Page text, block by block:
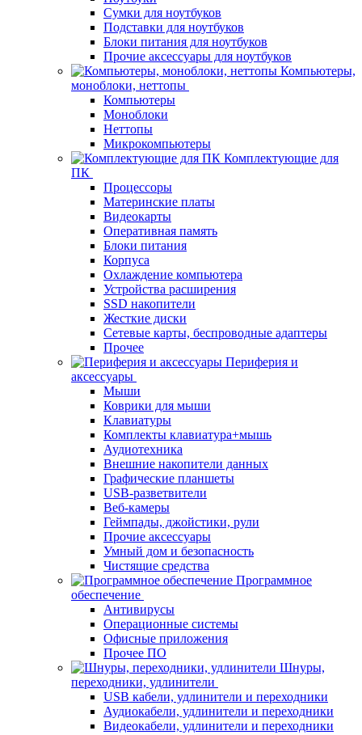
Сумки для ноутбуков
Подставки для ноутбуков
Блоки питания для ноутбуков
Прочие аксессуары для ноутбуков
Компьютеры,
моноблоки, неттопы
Компьютеры
Моноблоки
Неттопы
Микрокомпьютеры
Комплектующие для
ПК
Процессоры
Материнские платы
Видеокарты
Оперативная память
Блоки питания
Корпуса
Охлаждение компьютера
Устройства расширения
SSD накопители
Жесткие диски
Сетевые карты, беспроводные адаптеры
Прочее
Периферия и
аксессуары
Мыши
Коврики для мыши
Клавиатуры
Комплекты клавиатура+мышь
Аудиотехника
Внешние накопители данных
Графические планшеты
USB-разветвители
Веб-камеры
Геймпады, джойстики, рули
Прочие аксессуары
Умный дом и безопасность
Чистящие средства
Программное
обеспечение
Антивирусы
Операционные системы
Офисные приложения
Прочее ПО
Шнуры,
переходники, удлинители
USB кабели, удлинители и переходники
Аудиокабели, удлинители и переходники
Видеокабели, удлинители и переходники